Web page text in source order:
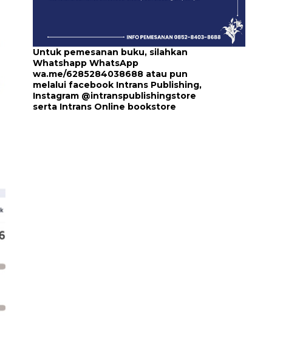
Untuk pemesanan buku, silahkan
Whatshapp WhatsApp
wa.me/6285284038688 atau pun
melalui facebook Intrans Publishing,
Instagram @intranspublishingstore
serta Intrans Online bookstore